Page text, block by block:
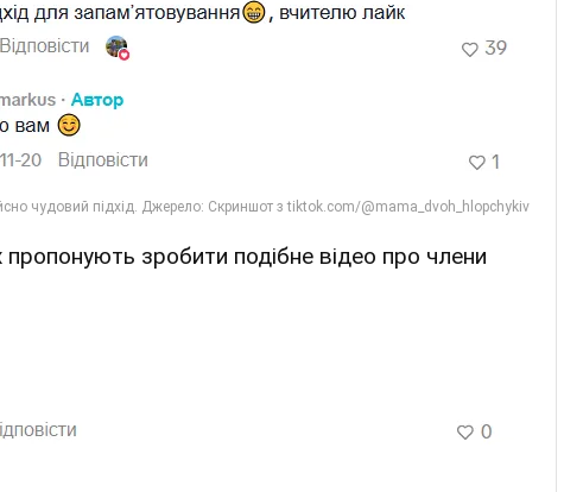
зробити подібне відео про члени